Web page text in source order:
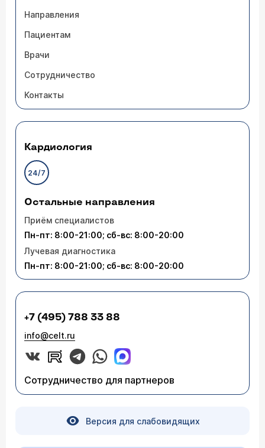
Направления
Пациентам
Врачи
Сотрудничество
Контакты
Кардиология
24/7
Остальные направления
Приём специалистов
Пн-пт: 8:00-21:00; сб-вс: 8:00-20:00
Лучевая диагностика
Пн-пт: 8:00-21:00; сб-вс: 8:00-20:00
+7 (495) 788 33 88
info@celt.ru
Сотрудничество для партнеров
Версия для слабовидящих